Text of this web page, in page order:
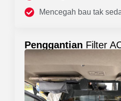
Mencegah bau tak
Penggantian Filter